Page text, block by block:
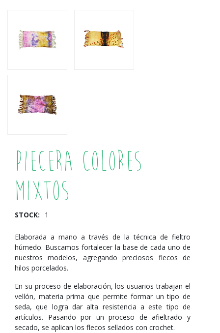
Piecera Colores
Mixtos
STOCK: 1
Elaborada a mano a través de la técnica de fieltro
húmedo. Buscamos fortalecer la base de cada uno de
nuestros modelos, agregando preciosos flecos de
hilos porcelados.
En su proceso de elaboración, los usuarios trabajan el
vellón, materia prima que permite formar un tipo de
seda, que logra dar alta resistencia a este tipo de
artículos. Pasando por un proceso de afieltrado y
secado, se aplican los flecos sellados con crochet.